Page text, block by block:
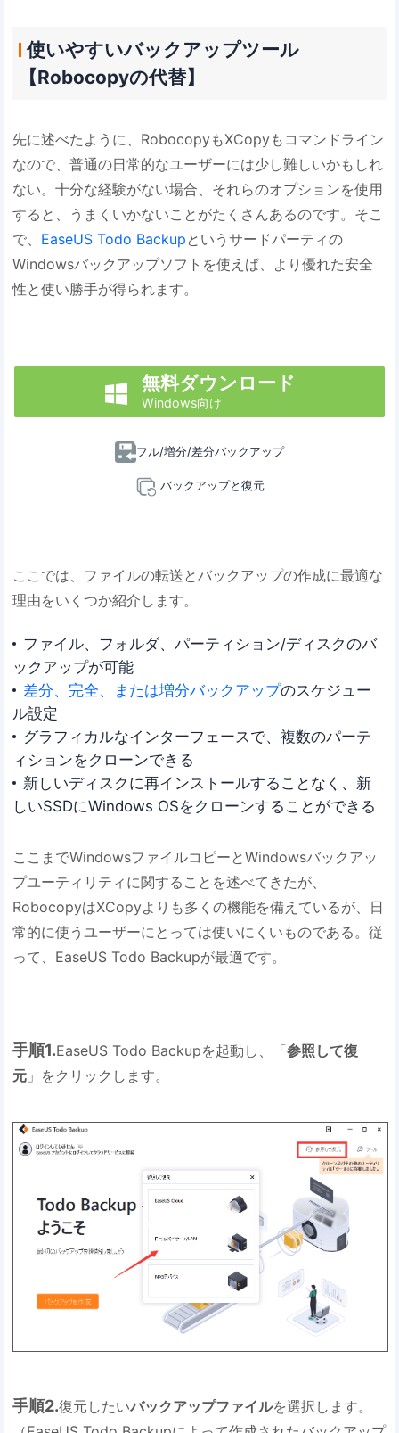
使いやすいバックアップツール
【Robocopyの代替】
先に述べたように、RobocopyもXCopyもコマンドライン
なので、普通の日常的なユーザーには少し難しいかもしれ
ない。十分な経験がない場合、それらのオプションを使用
すると、うまくいかないことがたくさんあるのです。そこ
で、 EaseUS Todo Backupというサードパーティの
Windowsバックアップソフトを使えば、より優れた安全
性と使い勝手が得られます。
 無料ダウンロード
Windows向け
フル/増分/差分バックアップ
バックアップと復元
ここでは、ファイルの転送とバックアップの作成に最適な
理由をいくつか紹介します。
ファイル、フォルダ、パーティション/ディスクのバ
ックアップが可能
差分、完全、または増分バックアップのスケジュー
ル設定
グラフィカルなインターフェースで、複数のパーテ
ィションをクローンできる
新しいディスクに再インストールすることなく、新
しいSSDにWindows OSをクローンすることができる
ここまでWindowsファイルコピーとWindowsバックアッ
プユーティリティに関することを述べてきたが、
RobocopyはXCopyよりも多くの機能を備えているが、日
常的に使うユーザーにとっては使いにくいものである。従
って、EaseUS Todo Backupが最適です。
手順1.EaseUS Todo Backupを起動し、「参照して復
元 」をクリックします。
手順2.復元したいバックアップファイルを選択します。